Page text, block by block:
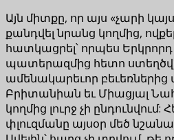
Այն միտքը, որ այս «չարի
քանդվել նրանց կողմից,
հատկացրել՝ որպես
պատերազմից հետո
ամենակարեւոր բեւեռներից
Բրիտանիան եւ Միացյալ
կողմից լուրջ չի
փլուզմանը այսօր մեծ